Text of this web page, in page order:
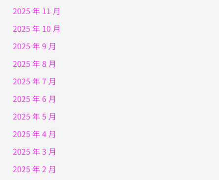
2025 年 11 月
2025 年 10 月
2025 年 9 月
2025 年 8 月
2025 年 7 月
2025 年 6 月
2025 年 5 月
2025 年 4 月
2025 年 3 月
2025 年 2 月